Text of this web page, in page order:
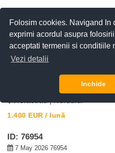
Folosim cookies. Navigand In
exprimi acordul asupra
acceptati termenii si conditiile
Vezi detalii
Inchide
Herastrau, Bucuresti
1.400 EUR / lună
ID: 76954
7 May 2026 76954
CERE DETALII SUNĂ-NE